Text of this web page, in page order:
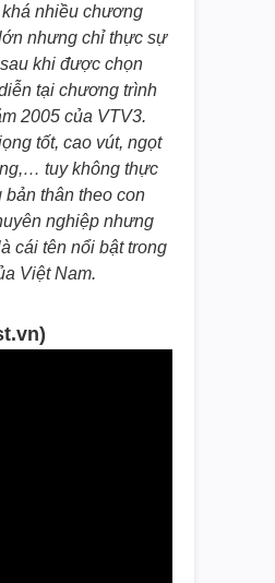
nhiều chương
nhưng chỉ thực sự
khi được chọn
tại chương trình
2005 của VTV3.
tốt, cao vút, ngọt
tuy không thực
thân theo con
nghiệp nhưng
cái tên nổi bật trong
Việt Nam.